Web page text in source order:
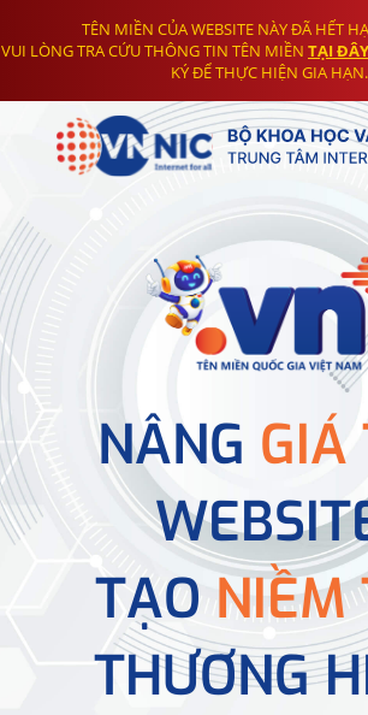
TÊN MIỀN CỦA WEBSITE NÀY ĐÃ HẾT
VUI LÒNG TRA CỨU THÔNG TIN TÊN MIỀN TẠI ĐÂY
KÝ ĐỂ THỰC HIỆN GIA HẠN.
NÂNG GIÁ
TẠONIỀM
THƯƠNG